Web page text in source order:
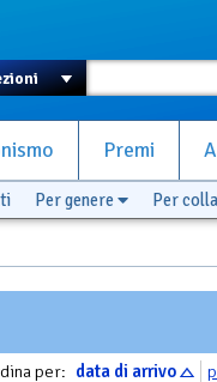
Premi
Per genere Per
per: data di arrivo